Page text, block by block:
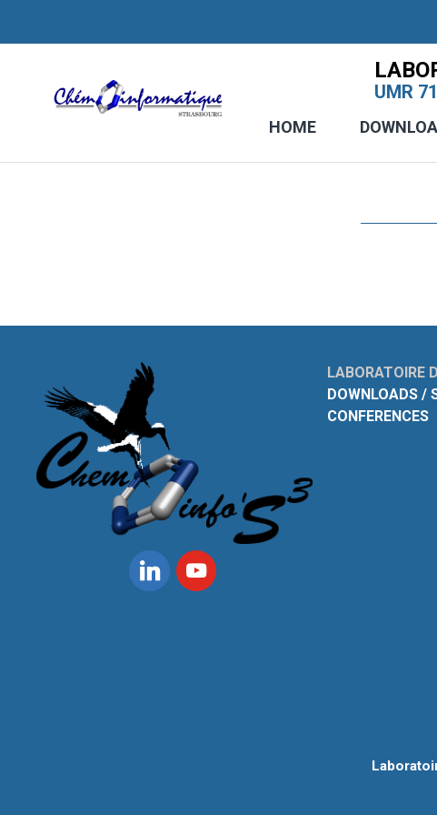
UMR
HOME
LABORATOIRE
DOWNLOADS /
CONFERENCES